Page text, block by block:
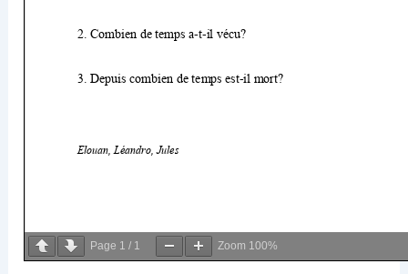
Page 1 / 1 Zoom 100%